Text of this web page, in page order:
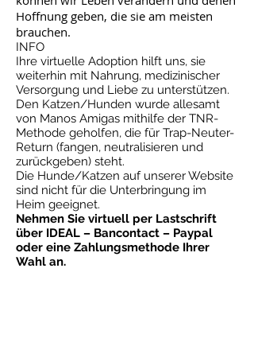
Hoffnung geben, die sie am meisten
brauchen.
INFO
Ihre virtuelle Adoption hilft uns, sie
weiterhin mit Nahrung, medizinischer
Versorgung und Liebe zu unterstützen.
Den Katzen/Hunden wurde allesamt
von Manos Amigas mithilfe der TNR-
Methode geholfen, die für Trap-Neuter-
Return (fangen, neutralisieren und
zurückgeben) steht.
Die Hunde/Katzen auf unserer Website
sind nicht für die Unterbringung im
Heim geeignet.
Nehmen Sie virtuell per Lastschrift
über IDEAL – Bancontact – Paypal
oder eine Zahlungsmethode Ihrer
Wahl an.